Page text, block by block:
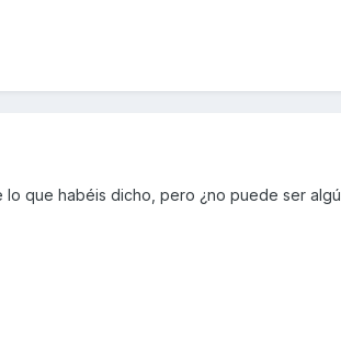
que habéis dicho, pero ¿no puede ser